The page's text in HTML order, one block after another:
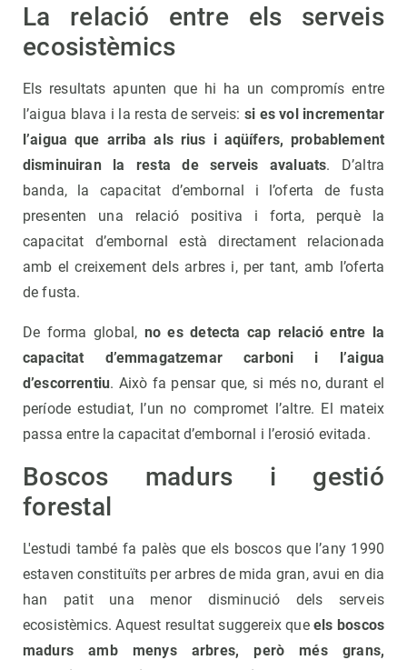
La relació entre els serveis
ecosistèmics
Els resultats apunten que hi ha un compromís entre
l’aigua blava i la resta de serveis: si es vol incrementar
l’aigua que arriba als rius i aqüífers, probablement
disminuiran la resta de serveis avaluats. D’altra
banda, la capacitat d’embornal i l’oferta de fusta
presenten una relació positiva i forta, perquè la
capacitat d’embornal està directament relacionada
amb el creixement dels arbres i, per tant, amb l’oferta
de fusta.
De forma global, no es detecta cap relació entre la
capacitat d’emmagatzemar carboni i l’aigua
d’escorrentiu. Això fa pensar que, si més no, durant el
període estudiat, l’un no compromet l’altre. El mateix
passa entre la capacitat d’embornal i l’erosió evitada.
Boscos madurs i gestió
forestal
L'estudi també fa palès que els boscos que l’any 1990
estaven constituïts per arbres de mida gran, avui en dia
han patit una menor disminució dels serveis
ecosistèmics. Aquest resultat suggereix queels boscos
madurs amb menys arbres, però més grans,